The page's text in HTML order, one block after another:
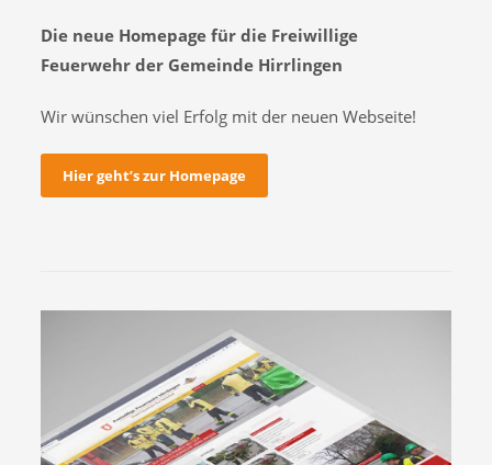
Die neue Homepage für die Freiwillige
Feuerwehr der Gemeinde Hirrlingen
Wir wünschen viel Erfolg mit der neuen Webseite!
Hier geht’s zur Homepage